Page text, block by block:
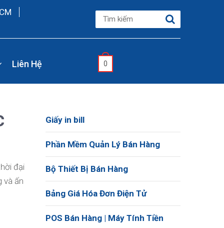
Liên Hệ 0
đại
và ấn
Giấy in bill
Phần Mềm Quản Lý Bán Hàng
Bộ Thiết Bị Bán Hàng
Bảng Giá Hóa Đơn Điện Tử
POS Bán Hàng | Máy Tính Tiền